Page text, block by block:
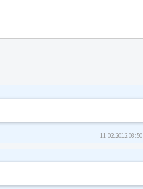
11.02.2012 08:50